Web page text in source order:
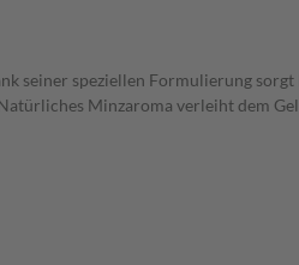
seiner speziellen Formulierung
Minzaroma verleiht dem Gel